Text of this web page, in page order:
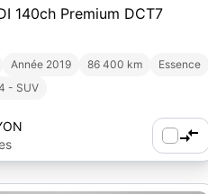
140ch Premium DCT7
Année 2019 86 400 km
Essence
- SUV